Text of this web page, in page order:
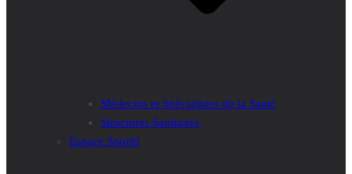
Médecins et Spécialistes de la Santé
Structures Sanitaires
Espace Sportif